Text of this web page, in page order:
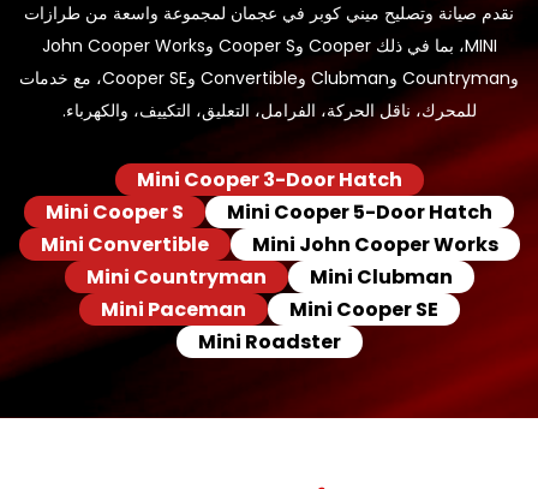
نقدم صيانة وتصليح ميني كوبر في عجمان لمجموعة واسعة من طرازات
MINI، بما في ذلك Cooper وCooper S وJohn Cooper Works
وCountryman وClubman وConvertible وCooper SE، مع خدمات
للمحرك، ناقل الحركة، الفرامل، التعليق، التكييف، والكهرباء.
Mini Cooper 3-Door Hatch
Mini Cooper 5-Door Hatch
Mini Cooper S
Mini John Cooper Works
Mini Convertible
Mini Clubman
Mini Countryman
Mini Cooper SE
Mini Paceman
Mini Roadster